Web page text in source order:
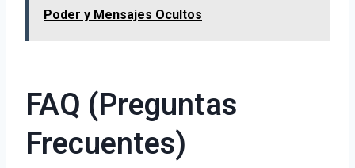
Poder y Mensajes Ocultos
FAQ (Preguntas
Frecuentes)